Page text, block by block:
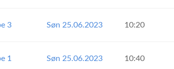
3 Søn 25.06.2023 10:20
1 Søn 25.06.2023 10:40